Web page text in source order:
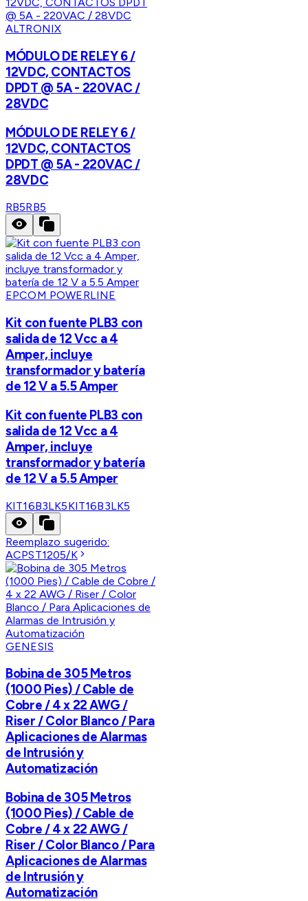
ALTRONIX
MÓDULO DE RELEY 6 /
12VDC, CONTACTOS
DPDT @ 5A - 220VAC /
28VDC
MÓDULO DE RELEY 6 /
12VDC, CONTACTOS
DPDT @ 5A - 220VAC /
28VDC
RB5RB5
EPCOM POWERLINE
Kit con fuente PLB3 con
salida de 12 Vcc a 4
Amper, incluye
transformador y batería
de 12 V a 5.5 Amper
Kit con fuente PLB3 con
salida de 12 Vcc a 4
Amper, incluye
transformador y batería
de 12 V a 5.5 Amper
KIT16B3LK5KIT16B3LK5
Reemplazo sugerido:
ACPST1205/K
GENESIS
Bobina de 305 Metros
(1000 Pies) / Cable de
Cobre / 4 x 22 AWG /
Riser / Color Blanco / Para
Aplicaciones de Alarmas
de Intrusión y
Automatización
Bobina de 305 Metros
(1000 Pies) / Cable de
Cobre / 4 x 22 AWG /
Riser / Color Blanco / Para
Aplicaciones de Alarmas
de Intrusión y
Automatización